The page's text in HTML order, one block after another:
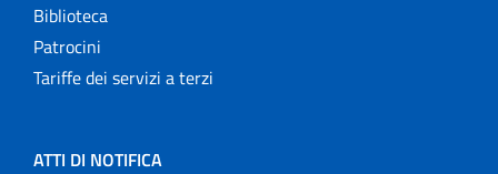
Biblioteca
Patrocini
Tariffe dei servizi a terzi
ATTI DI NOTIFICA